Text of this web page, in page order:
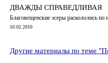
ДВАЖДЫ СПРАВЕДЛИВАЯ
Благовещенские эсеры раскололись
10.02.2010
Другие материалы по теме